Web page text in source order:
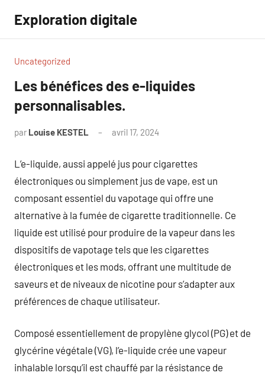
contenu
Exploration digitale
Uncategorized
Les bénéfices des e-liquides
personnalisables.
par Louise KESTEL avril 17, 2024
L’e-liquide, aussi appelé jus pour cigarettes
électroniques ou simplement jus de vape, est un
composant essentiel du vapotage qui offre une
alternative à la fumée de cigarette traditionnelle. Ce
liquide est utilisé pour produire de la vapeur dans les
dispositifs de vapotage tels que les cigarettes
électroniques et les mods, offrant une multitude de
saveurs et de niveaux de nicotine pour s’adapter aux
préférences de chaque utilisateur.
Composé essentiellement de propylène glycol (PG) et de
glycérine végétale (VG), l’e-liquide crée une vapeur
inhalable lorsqu’il est chauffé par la résistance de